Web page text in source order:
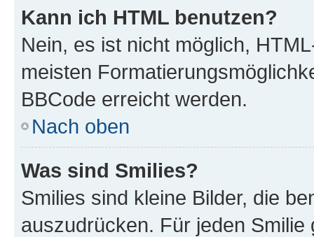
Kann ich HTML benutzen?
Nein, es ist nicht möglich,
meisten
BBCode erreicht werden.
Nach oben
Was sind Smilies?
Smilies sind kleine Bilder, die
auszudrücken. Für jeden